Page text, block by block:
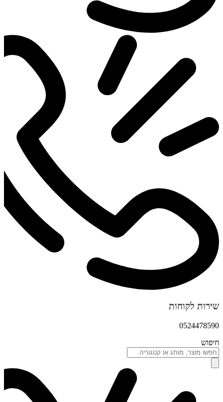
שירות לקוחות
0524478590
חיפוש